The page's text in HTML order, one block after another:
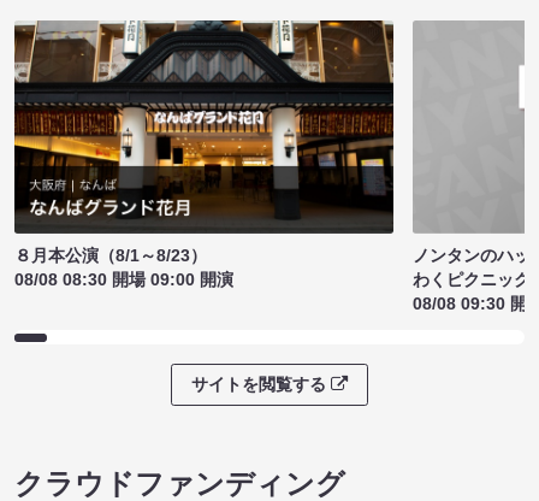
８月本公演（8/1～8/23）
08/08 08:30 開場 09:00 開演
ノンタンのハッ
わくピクニック
08/08 09:30 開
サイトを閲覧する
クラウドファンディング